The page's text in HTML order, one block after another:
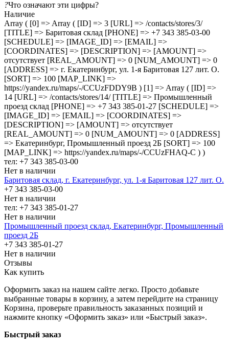
?Что означают эти цифры?
Наличие
Array ( [0] => Array ( [ID] => 3 [URL] => /contacts/stores/3/
[TITLE] => Баритовая склад [PHONE] => +7 343 385-03-00
[SCHEDULE] => [IMAGE_ID] => [EMAIL] =>
[COORDINATES] => [DESCRIPTION] => [AMOUNT] =>
отсутствует [REAL_AMOUNT] => 0 [NUM_AMOUNT] => 0
[ADDRESS] => г. Екатеринбург, ул. 1-я Баритовая 127 лит. О.
[SORT] => 100 [MAP_LINK] =>
https://yandex.ru/maps/-/CCUzFDDY9B ) [1] => Array ( [ID] =>
14 [URL] => /contacts/stores/14/ [TITLE] => Промышленный
проезд cклад [PHONE] => +7 343 385-01-27 [SCHEDULE] =>
[IMAGE_ID] => [EMAIL] => [COORDINATES] =>
[DESCRIPTION] => [AMOUNT] => отсутствует
[REAL_AMOUNT] => 0 [NUM_AMOUNT] => 0 [ADDRESS]
=> Екатеринбург, Промышленный проезд 2Б [SORT] => 100
[MAP_LINK] => https://yandex.ru/maps/-/CCUzFHAQ-C ) )
тел: +7 343 385-03-00
Нет в наличии
Баритовая склад, г. Екатеринбург, ул. 1-я Баритовая 127 лит. О.
+7 343 385-03-00
Нет в наличии
тел: +7 343 385-01-27
Нет в наличии
Промышленный проезд cклад, Екатеринбург, Промышленный
проезд 2Б
+7 343 385-01-27
Нет в наличии
Отзывы
Как купить
Оформить заказ на нашем сайте легко. Просто добавьте
выбранные товары в корзину, а затем перейдите на страницу
Корзина, проверьте правильность заказанных позиций и
нажмите кнопку «Оформить заказ» или «Быстрый заказ».
Быстрый заказ